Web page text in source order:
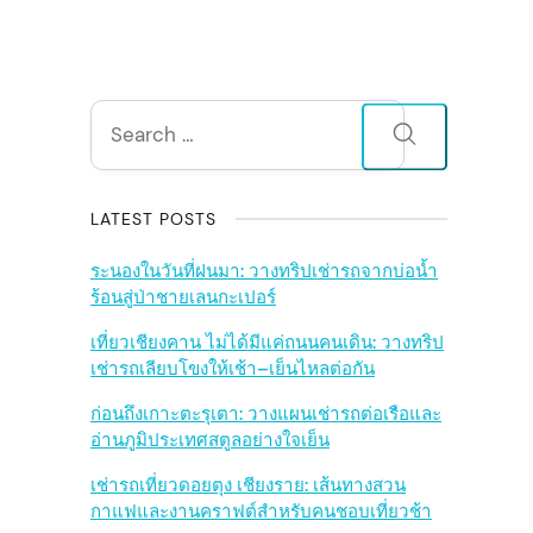
S
i
d
e
b
a
r
Search
for:
LATEST POSTS
ระนองในวันที่ฝนมา: วางทริปเช่ารถจากบ่อน้ำ
ร้อนสู่ป่าชายเลนกะเปอร์
เที่ยวเชียงคาน ไม่ได้มีแค่ถนนคนเดิน: วางทริป
เช่ารถเลียบโขงให้เช้า–เย็นไหลต่อกัน
ก่อนถึงเกาะตะรุเตา: วางแผนเช่ารถต่อเรือและ
อ่านภูมิประเทศสตูลอย่างใจเย็น
เช่ารถเที่ยวดอยตุง เชียงราย: เส้นทางสวน
กาแฟและงานคราฟต์สำหรับคนชอบเที่ยวช้า